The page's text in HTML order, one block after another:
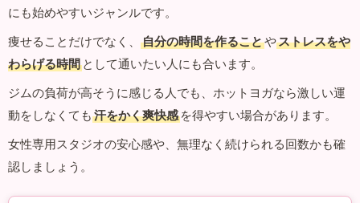
にも始めやすいジャンルです。
痩せることだけでなく、
自分の時間を作ることやストレスをや
わらげる時間 として通いたい人にも合います。
ジムの負荷が高そうに感じる人でも、ホットヨガなら激しい運
動をしなくても 汗をかく爽快感 を得やすい場合があります。
女性専用スタジオの安心感や、無理なく続けられる回数かも確
認しましょう。